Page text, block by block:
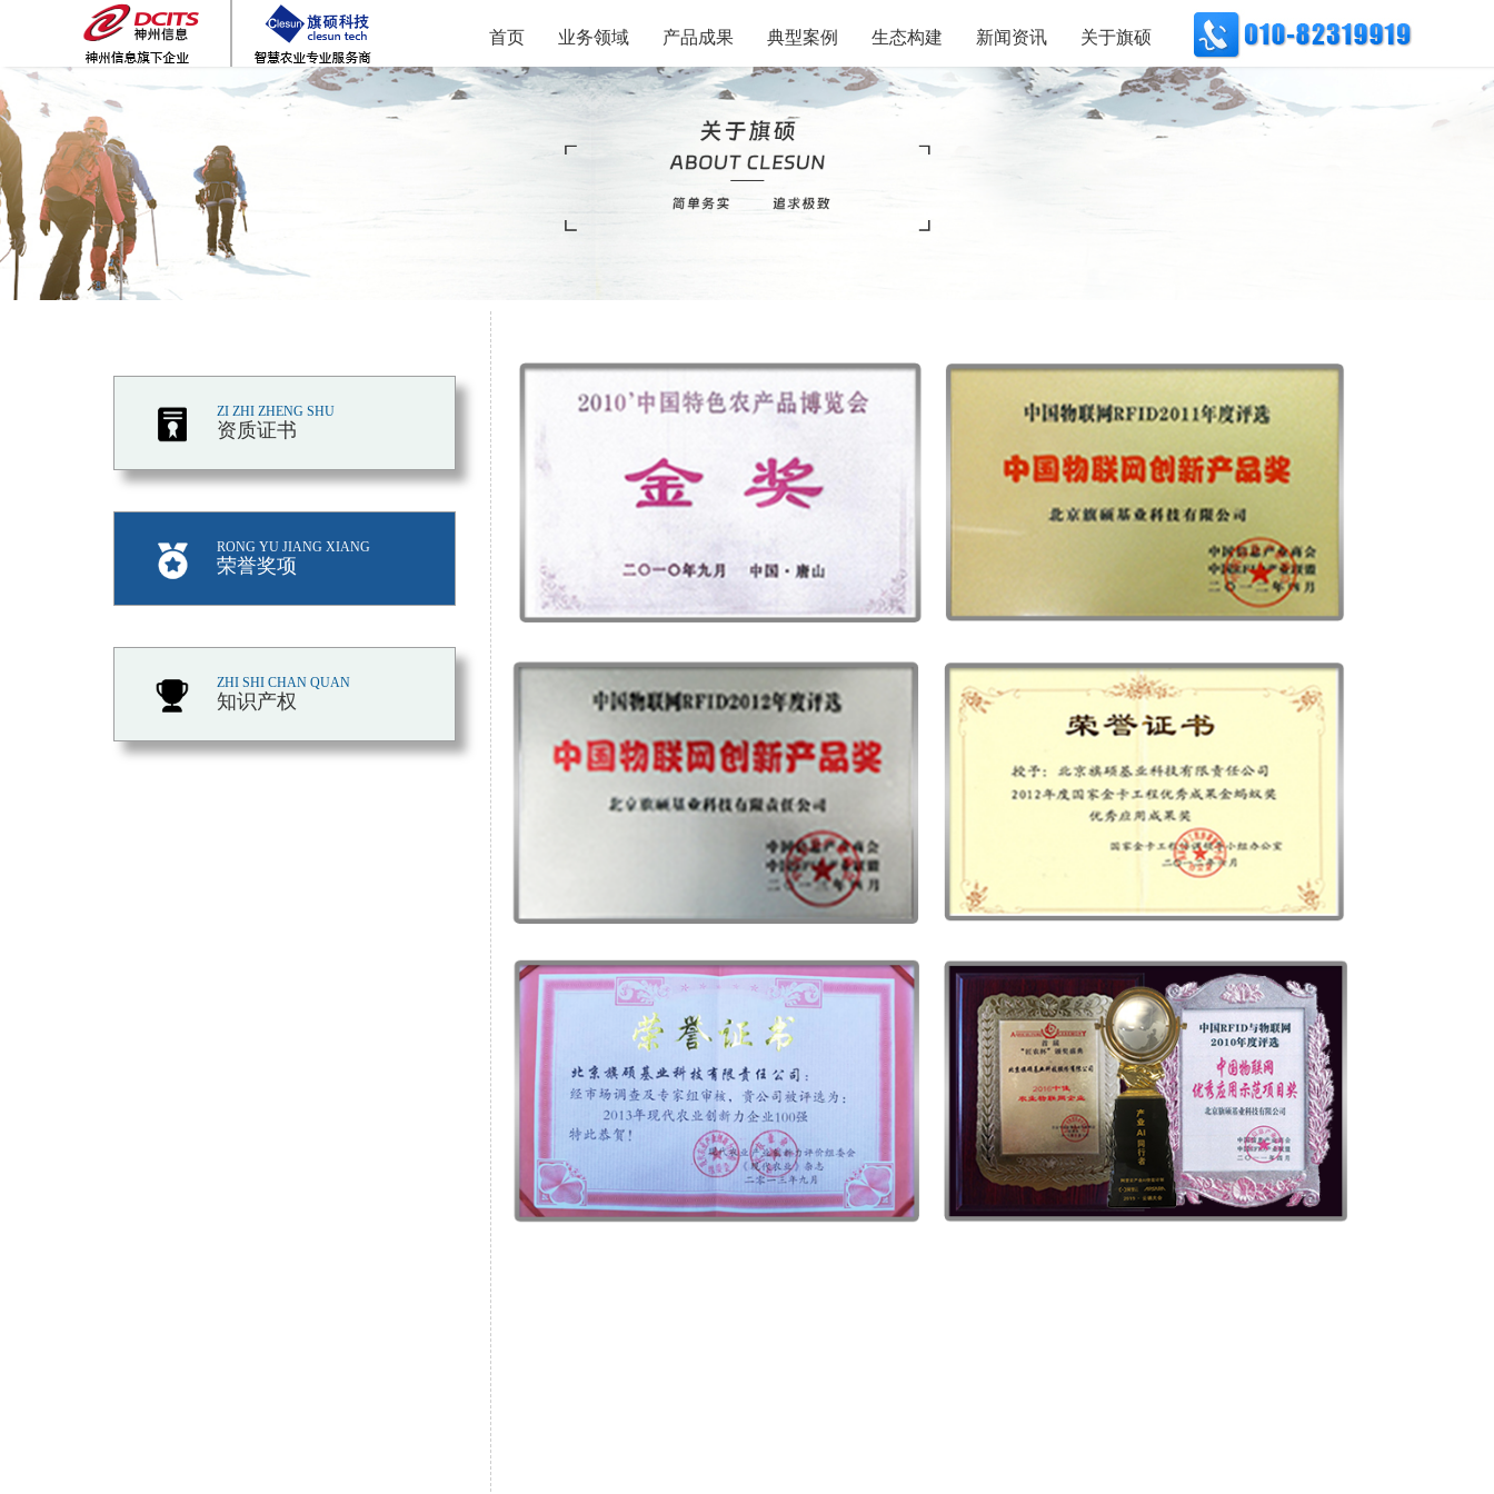
首页 业务领域 产品成果 典型案例 生态构建 新闻资讯 关于旗硕
ZI ZHI ZHENG SHU
资质证书
RONG YU JIANG XIANG
荣誉奖项
ZHI SHI CHAN QUAN
知识产权